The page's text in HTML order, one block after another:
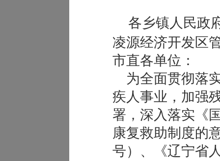
各乡镇人民政
凌源经济开发区
市直各单位：
为全面贯彻落
疾人事业，加强
署，深入落实《
康复救助制度的
号）、《辽宁省